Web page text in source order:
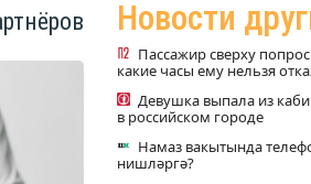
Новости
Пассажир сверху
какие часы ему нельзя
Девушка выпала из
в российском городе
Намаз вакытында
нишләргә?